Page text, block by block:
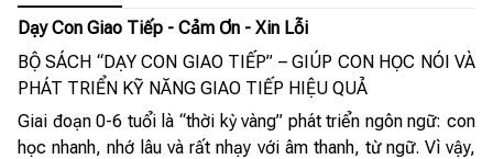
Dạy Con Giao Tiếp - Cảm Ơn - Xin Lỗi
BỘ SÁCH “DẠY CON GIAO TIẾP” – GIÚP CON HỌC NÓI VÀ
PHÁT TRIỂN KỸ NĂNG GIAO TIẾP HIỆU QUẢ
Giai đoạn 0-6 tuổi là “thời kỳ vàng” phát triển ngôn ngữ: con
học nhanh, nhớ lâu và rất nhạy với âm thanh, từ ngữ. Vì vậy,